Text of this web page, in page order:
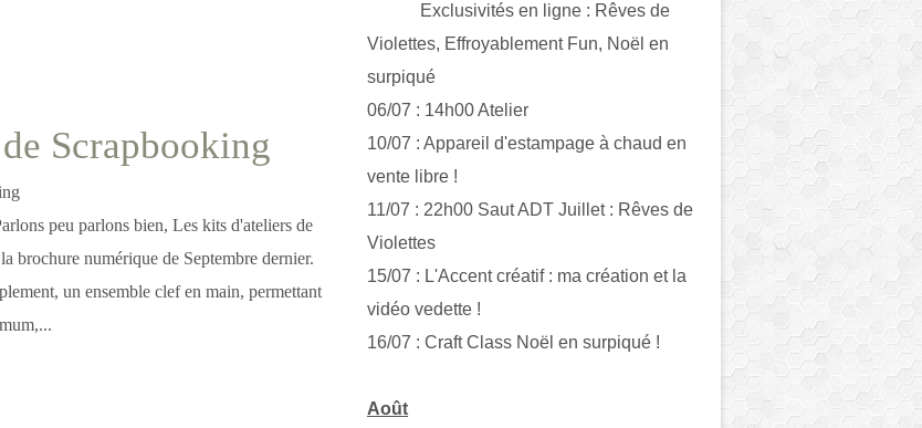
Scrapbooking
peu parlons bien, Les kits d'ateliers de
brochure numérique de Septembre dernier.
un ensemble clef en main, permettant
Exclusivités en ligne : Rêves de
Violettes, Effroyablement Fun, Noël en
surpiqué
06/07 : 14h00 Atelier
10/07 : Appareil d'estampage à chaud en
vente libre !
11/07 : 22h00 Saut ADT Juillet : Rêves de
Violettes
15/07 : L'Accent créatif : ma création et la
vidéo vedette !
16/07 : Craft Class Noël en surpiqué !
Août